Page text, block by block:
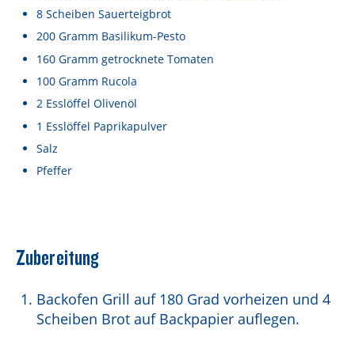
Nachhaltigkeitsbericht
Lebensmittel sind kostbar!
Verantwortungsvoller Milchgenuss
Fairer Kakao bei Schärdinger
Karriere
8 Scheiben Sauerteigbrot
200 Gramm Basilikum-Pesto
160 Gramm getrocknete Tomaten
100 Gramm Rucola
2 Esslöffel Olivenöl
1 Esslöffel Paprikapulver
Salz
Pfeffer
Zubereitung
Backofen Grill auf 180 Grad vorheizen und 4
Scheiben Brot auf Backpapier auflegen.